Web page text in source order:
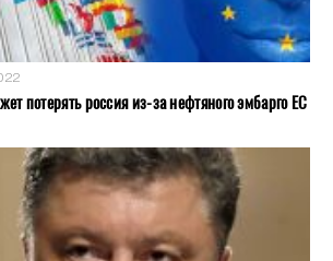
потерять россия из-за нефтяного эмбарго ЕС